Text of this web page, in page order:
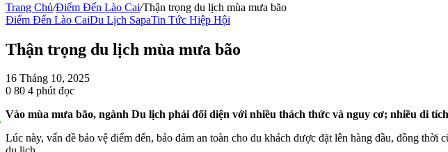
Trang Chủ/Điểm Đến Lào Cai/Thận trọng du lịch mùa mưa bão
Điểm Đến Lào CaiDu Lịch SapaTin Tức Hiệp Hội
Thận trọng du lịch mùa mưa bão
16 Tháng 10, 2025
0 80 4 phút đọc
Vào mùa mưa bão, ngành Du lịch phải đối diện với nhiều thách thức và nguy cơ; nhiều di
Lúc này, vấn đề bảo vệ điểm đến, bảo đảm an toàn cho du khách được đặt lên hàng đầu, đồng